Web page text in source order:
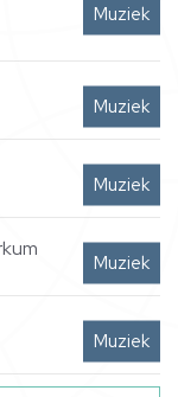
Muziek
Muziek
Muziek
Muziek
Muziek